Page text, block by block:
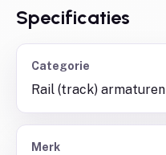
Specificaties
Categorie
Rail (track) armaturen
Merk